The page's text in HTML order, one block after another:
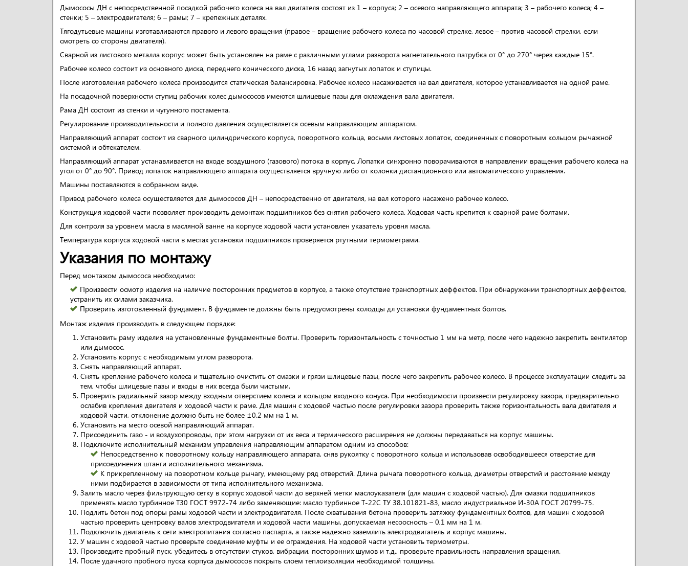
Дымососы ДН с непосредственной посадкой рабочего колеса на вал двигателя состоят из 1 – корпуса; 2 – осевого направляющего аппарата; 3 – рабочего колеса; 4 –
стенки; 5 – электродвигателя; 6 – рамы; 7 – крепежных деталях.
Тягодутьевые машины изготавливаются правого и левого вращения (правое – вращение рабочего колеса по часовой стрелке, левое – против часовой стрелки, если
смотреть со стороны двигателя).
Сварной из листового металла корпус может быть установлен на раме с различными углами разворота нагнетательного патрубка от 0° до 270° через каждые 15°.
Рабочее колесо состоит из основного диска, переднего конического диска, 16 назад загнутых лопаток и ступицы.
После изготовления рабочего колеса производится статическая балансировка. Рабочее колесо насаживается на вал двигателя, которое устанавливается на одной раме.
На посадочной поверхности ступиц рабочих колес дымососов имеются шлицевые пазы для охлаждения вала двигателя.
Рама ДН состоит из стенки и чугунного постамента.
Регулирование производительности и полного давления осуществляется осевым направляющим аппаратом.
Направляющий аппарат состоит из сварного цилиндрического корпуса, поворотного кольца, восьми листовых лопаток, соединенных с поворотным кольцом рычажной
системой и обтекателем.
Направляющий аппарат устанавливается на входе воздушного (газового) потока в корпус. Лопатки синхронно поворачиваются в направлении вращения рабочего колеса на
угол от 0° до 90°. Привод лопаток направляющего аппарата осуществляется вручную либо от колонки дистанционного или автоматического управления.
Машины поставляются в собранном виде.
Привод рабочего колеса осуществляется для дымососов ДН – непосредственно от двигателя, на вал которого насажено рабочее колесо.
Конструкция ходовой части позволяет производить демонтаж подшипников без снятия рабочего колеса. Ходовая часть крепится к сварной раме болтами.
Для контроля за уровнем масла в масляной ванне на корпусе ходовой части установлен указатель уровня масла.
Температура корпуса ходовой части в местах установки подшипников проверяется ртутными термометрами.
Указания по монтажу
Перед монтажом дымососа необходимо:
Произвести осмотр изделия на наличие посторонних предметов в корпусе, а также отсутствие транспортных деффектов. При обнаружении транспортных деффектов,
устранить их силами заказчика.
Проверить изготовленный фундамент. В фундаменте должны быть предусмотрены колодцы дл установки фундаментных болтов.
Монтаж изделия производить в следующем порядке:
Установить раму изделия на установленные фундаментные болты. Проверить горизонтальность с точностью 1 мм на метр, после чего надежно закрепить вентилятор
или дымосос.
Установить корпус с необходимым углом разворота.
Снять направляющий аппарат.
Снять крепление рабочего колеса и тщательно очистить от смазки и грязи шлицевые пазы, после чего закрепить рабочее колесо. В процессе эксплуатации следить за
тем, чтобы шлицевые пазы и входы в них всегда были чистыми.
Проверить радиальный зазор между входным отверстием колеса и кольцом входного конуса. При необходимости произвести регулировку зазора, предварительно
ослабив крепления двигателя и ходовой части к раме. Для машин с ходовой частью после регулировки зазора проверить также горизонтальность вала двигателя и
ходовой части, отклонение должно быть не более ±0,2 мм на 1 м.
Установить на место осевой направляющий аппарат.
Присоединить газо - и воздухопроводы, при этом нагрузки от их веса и термического расширения не должны передаваться на корпус машины.
Подключите исполнительный механизм управления направляющим аппаратом одним из способов:
Непосредственно к поворотному кольцу направляющего аппарата, сняв рукоятку с поворотного кольца и использовав освободившееся отверстие для
присоединения штанги исполнительного механизма.
К прикрепленному на поворотном кольце рычагу, имеющему ряд отверстий. Длина рычага поворотного кольца, диаметры отверстий и расстояние между
ними подбирается в зависимости от типа исполнительного механизма.
Залить масло через фильтрующую сетку в корпус ходовой части до верхней метки маслоуказателя (для машин с ходовой частью). Для смазки подшипников
применять масло турбинное Т30 ГОСТ 9972-74 либо заменяющие: масло турбинное Т-22С ТУ 38.101821-83, масло индустриальное И-30А ГОСТ 20799-75.
Подлить бетон под опоры рамы ходовой части и электродвигателя. После схватывания бетона проверить затяжку фундаментных болтов, для машин с ходовой
частью проверить центровку валов электродвигателя и ходовой части машины, допускаемая несоосность – 0,1 мм на 1 м.
Подключить двигатель к сети электропитания согласно паспарта, а также надежно заземлить электродвигатель и корпус машины.
У машин с ходовой частью проверьте соединение муфты и ее ограждения. На ходовой части установить термометры.
Произведите пробный пуск, убедитесь в отсутствии стуков, вибрации, посторонних шумов и т.д., проверьте правильность направления вращения.
После удачного пробного пуска корпуса дымососов покрыть слоем теплоизоляции необходимой толщины.